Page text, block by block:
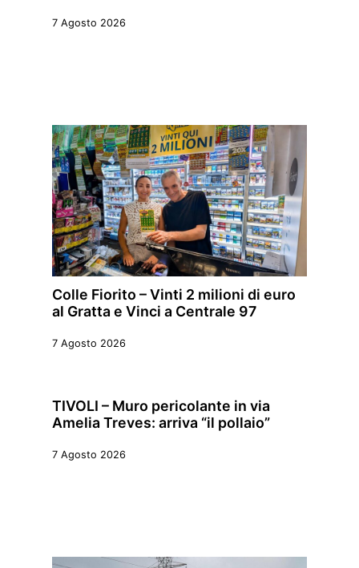
7 Agosto 2026
Colle Fiorito – Vinti 2 milioni di euro
al Gratta e Vinci a Centrale 97
7 Agosto 2026
TIVOLI – Muro pericolante in via
Amelia Treves: arriva “il pollaio”
7 Agosto 2026